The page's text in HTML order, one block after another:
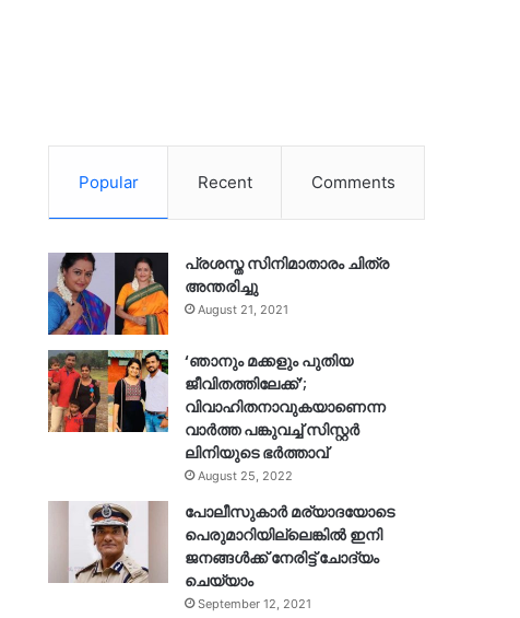
Popular Recent Comments
പ്രശസ്ത സിനിമാതാരം ചിത്ര
അന്തരിച്ചു
August 21, 2021
‘ഞാനും മക്കളും പുതിയ
ജീവിതത്തിലേക്ക്’;
വിവാഹിതനാവുകയാണെന്ന
വാർത്ത പങ്കുവച്ച് സിസ്റ്റർ
ലിനിയുടെ ഭർത്താവ്
August 25, 2022
പോലീസുകാര്‍ മര്യാദയോടെ
പെരുമാറിയില്ലെങ്കില്‍ ഇനി
ജനങ്ങള്‍ക്ക് നേരിട്ട് ചോദ്യം
ചെയ്യാം
September 12, 2021